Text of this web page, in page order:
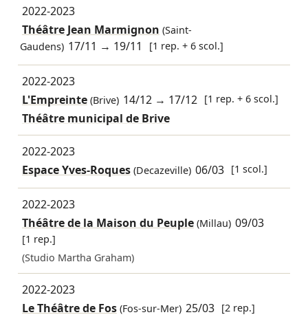
2022-2023
Théâtre Jean Marmignon (Saint-
Gaudens) 17/11 → 19/11 [1 rep. + 6 scol.]
2022-2023
L'Empreinte(Brive) 14/12 → 17/12 [1 rep. + 6 scol.]
Théâtre municipal de Brive
2022-2023
Espace Yves-Roques(Decazeville) 06/03 [1 scol.]
2022-2023
Théâtre de la Maison du Peuple(Millau) 09/03
[1 rep.]
(Studio Martha Graham)
2022-2023
Le Théâtre de Fos(Fos-sur-Mer) 25/03 [2 rep.]